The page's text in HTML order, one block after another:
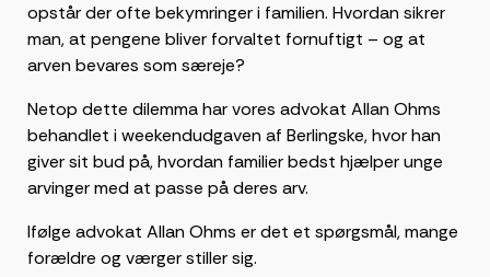
opstår der ofte bekymringer i familien. Hvordan sikrer
man, at pengene bliver forvaltet fornuftigt – og at
arven bevares som særeje?
Netop dette dilemma har vores advokat Allan Ohms
behandlet i weekendudgaven af Berlingske, hvor han
giver sit bud på, hvordan familier bedst hjælper unge
arvinger med at passe på deres arv.
Ifølge advokat Allan Ohms er det et spørgsmål, mange
forældre og værger stiller sig.